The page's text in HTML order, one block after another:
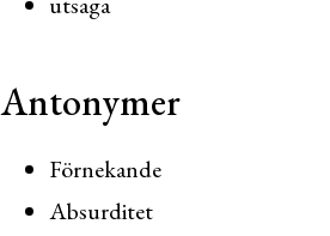
Antonymer
Förnekande
Absurditet